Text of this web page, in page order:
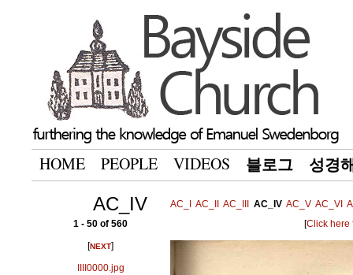
HOME PEOPLE VIDEOS 블로그 성경
AC_IV AC_I AC_II AC_III AC_IV AC_V AC_VI
1 - 50 of 560
[NEXT]
IIII0000.jpg
[Click here